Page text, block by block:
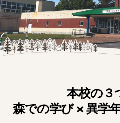
本校の３
森での学び × 異学